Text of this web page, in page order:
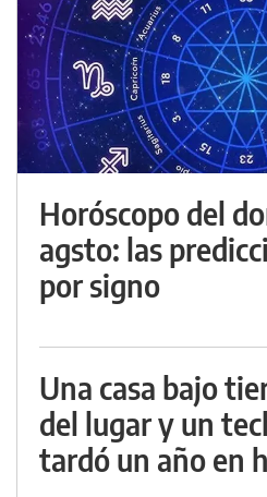
Horóscopo del
agsto: las
por signo
Una casa bajo
del lugar y un
tardó un año en